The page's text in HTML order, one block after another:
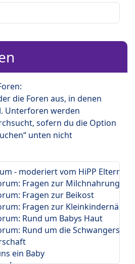
die Foren aus, in denen
Unterforen werden
sofern du die Option
unten nicht